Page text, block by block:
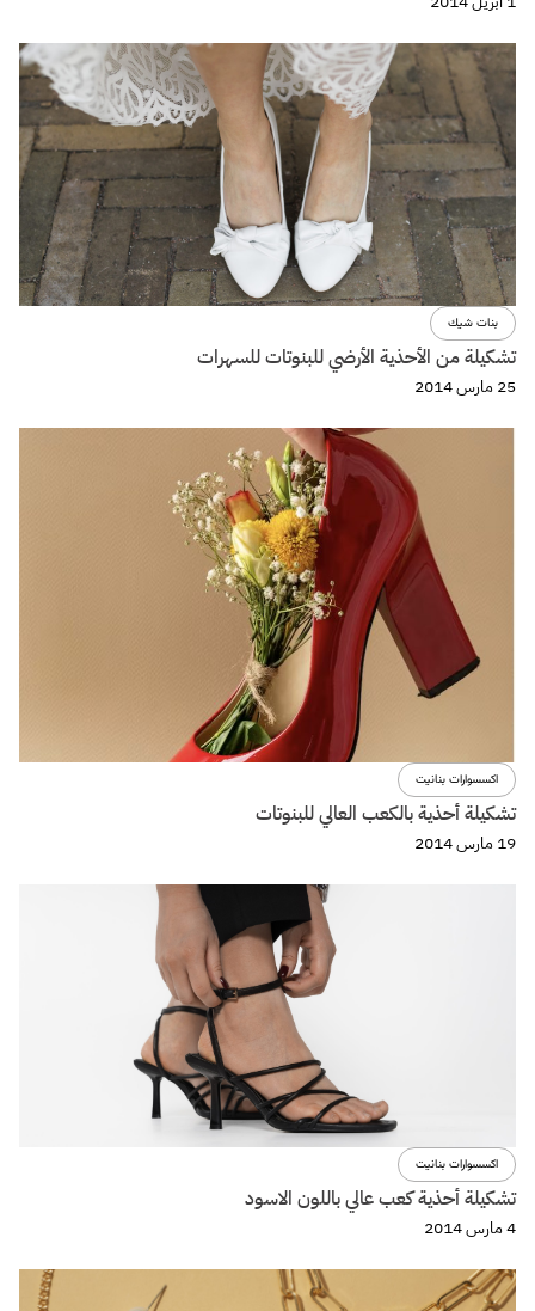
بنات شيك
تشكيلة من الأحذية الأرضي للبنوتات للسهرات
25 مارس 2014
اكسسوارات بنانيت
تشكيلة أحذية بالكعب العالي للبنوتات
19 مارس 2014
اكسسوارات بنانيت
تشكيلة أحذية كعب عالي باللون الاسود
4 مارس 2014